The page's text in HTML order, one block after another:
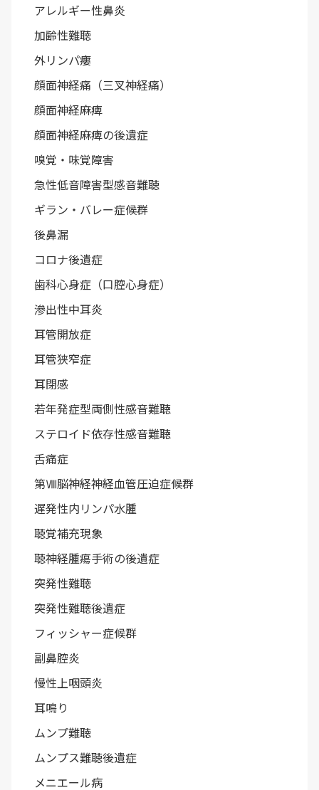
アレルギー性鼻炎
加齢性難聴
外リンパ瘻
顔面神経痛（三叉神経痛）
顔面神経麻痺
顔面神経麻痺の後遺症
嗅覚・味覚障害
急性低音障害型感音難聴
ギラン・バレー症候群
後鼻漏
コロナ後遺症
歯科心身症（口腔心身症）
滲出性中耳炎
耳管開放症
耳管狭窄症
耳閉感
若年発症型両側性感音難聴
ステロイド依存性感音難聴
舌痛症
第Ⅷ脳神経神経血管圧迫症候群
遅発性内リンパ水腫
聴覚補充現象
聴神経腫瘍手術の後遺症
突発性難聴
突発性難聴後遺症
フィッシャー症候群
副鼻腔炎
慢性上咽頭炎
耳鳴り
ムンプ難聴
ムンプス難聴後遺症
メニエール病